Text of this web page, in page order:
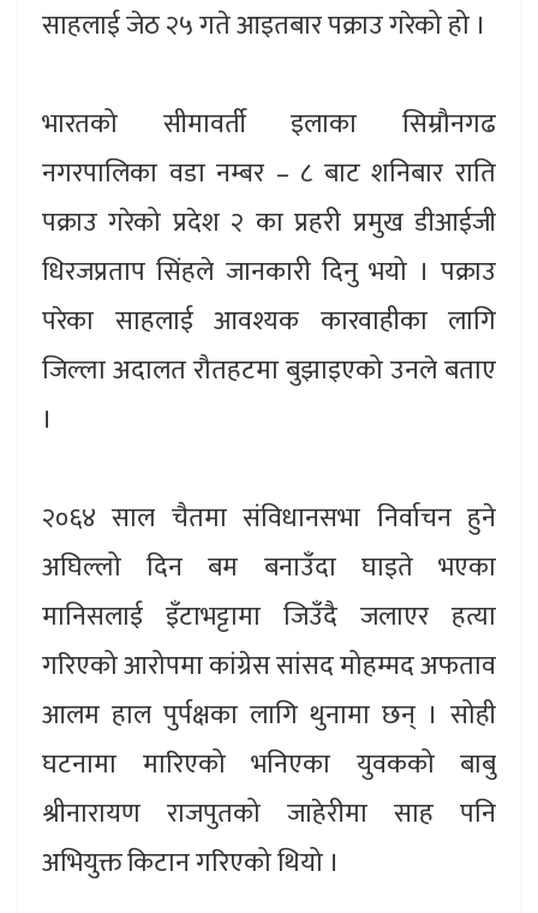
साहलाई जेठ २५ गते आइतबार पक्राउ गरेको हो ।
भारतको सीमावर्ती इलाका सिम्रौनगढ
नगरपालिका वडा नम्बर – ८ बाट शनिबार राति
पक्राउ गरेको प्रदेश २ का प्रहरी प्रमुख डीआईजी
धिरजप्रताप सिंहले जानकारी दिनु भयो । पक्राउ
परेका साहलाई आवश्यक कारवाहीका लागि
जिल्ला अदालत रौतहटमा बुझाइएको उनले बताए
।
२०६४ साल चैतमा संविधानसभा निर्वाचन हुने
अघिल्लो दिन बम बनाउँदा घाइते भएका
मानिसलाई इँटाभट्टामा जिउँदै जलाएर हत्या
गरिएको आरोपमा कांग्रेस सांसद मोहम्मद अफताव
आलम हाल पुर्पक्षका लागि थुनामा छन् । सोही
घटनामा मारिएको भनिएका युवकको बाबु
श्रीनारायण राजपुतको जाहेरीमा साह पनि
अभियुक्त किटान गरिएको थियो ।